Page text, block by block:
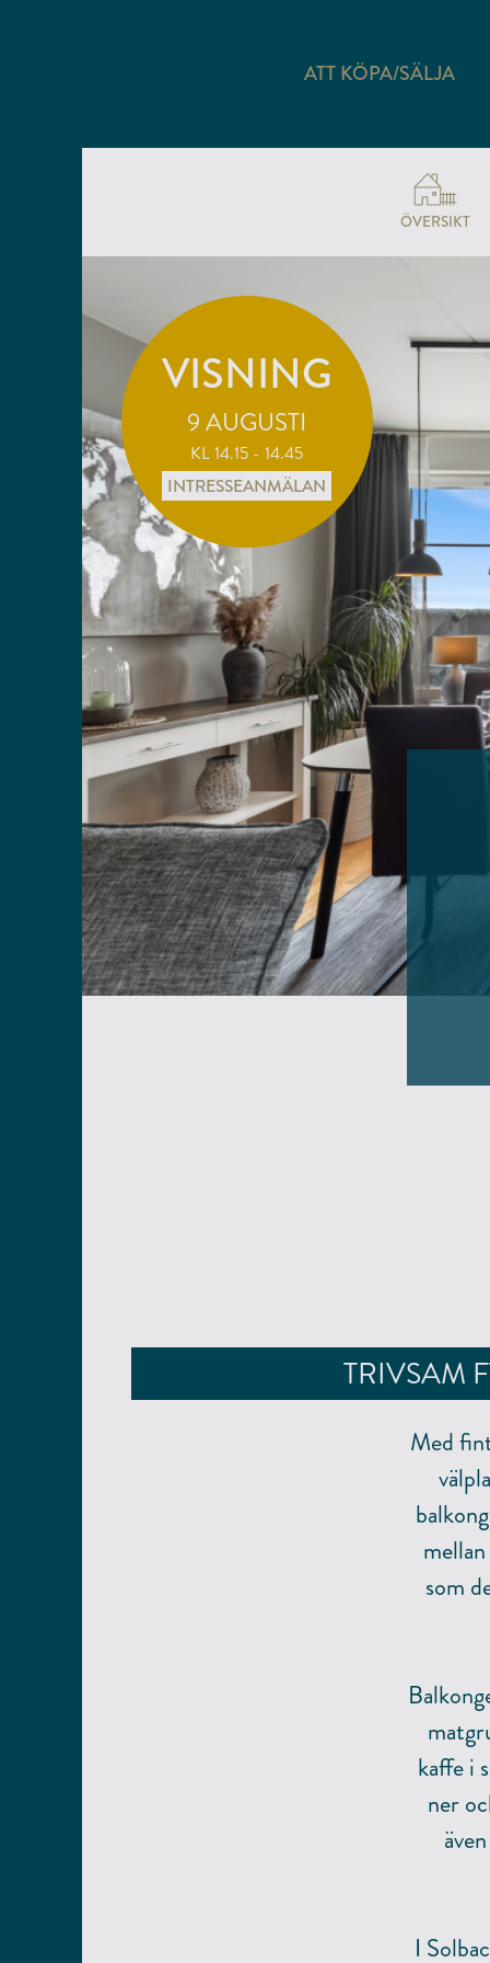
ATT KÖPA/SÄLJA
ÖVERSIKT
VISNING
9 AUGUSTI
KL 14.15 - 14.45
INTRESSEANMÄLAN
TRIVSAM
Med
som
kaffe i
ner
I